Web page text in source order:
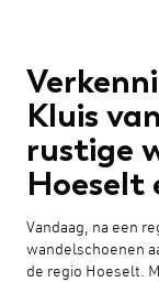
Kluis
rustige
Hoeselt
Vandaag, na een
wandelschoenen
de regio Hoeselt.